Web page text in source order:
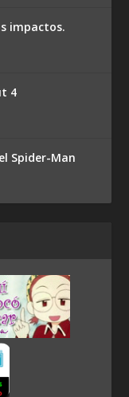
impactos.
4
Spider-Man